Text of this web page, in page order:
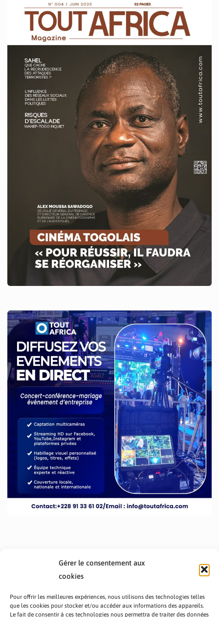
Gérer le consentement aux
cookies
Pour offrir les meilleures expériences, nous utilisons des technologies telles
que les cookies pour stocker et/ou accéder aux informations des appareils.
Le fait de consentir à ces technologies nous permettra de traiter des données